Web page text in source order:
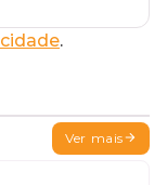
.
Ver mais